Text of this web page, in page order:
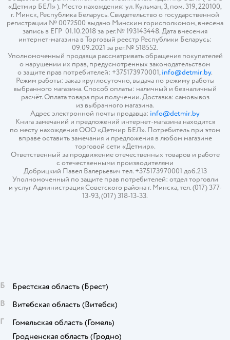
«Детмир БЕЛ» ). Место нахождения: ул. Кульман, 3, пом. 319, 220100,
г. Минск, Республика Беларусь. Свидетельство о государственной
регистрации № 0072500 выдано Минским горисполкомом, внесена
запись в ЕГР 01.10.2018 за рег.№ 193143448. Дата внесения
интернет-магазина в Торговый реестр Республики Беларусь:
09.09.2021 за рег.№ 518552.
Уполномоченный продавца рассматривать обращения покупателей
о нарушении их прав, предусмотренных законодательством
о защите прав потребителей: +375173970001,info@detmir.by.
Режим работы: заказ круглосуточно, выдача по режиму работы
выбранного магазина. Способ оплаты: наличный и безналичный
расчёт. Оплата товара при получении. Доставка: самовывоз
из выбранного магазина.
Адрес электронной почты продавца: info@detmir.by
Книга замечаний и предложений интернет-магазина находится
по месту нахождения ООО «Детмир БЕЛ». Потребитель при этом
вправе оставить замечания и предложения в любом магазине
торговой сети «Детмир».
Ответственный за продвижение отечественных товаров и работе
с отечественными производителями
Добрицкий Павел Валерьевич тел. +375173970001 доб.213
Уполномоченный по защите прав потребителей: отдел торговли
и услуг Администрация Советского района г. Минска, тел. (017) 377-
13-93, (017) 318-13-33.
Б Брестская область (Брест)
В
Витебская область (Витебск)
Г
Гомельская область (Гомель)
Гродненская область (Гродно)